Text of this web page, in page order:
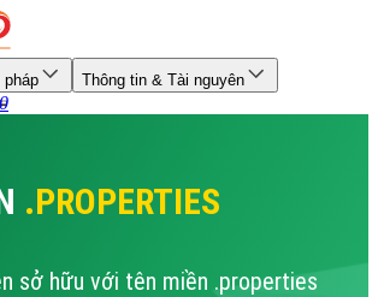
pháp Thông tin & Tài nguyên
0
.PROPERTIES
sở hữu với tên miền .properties